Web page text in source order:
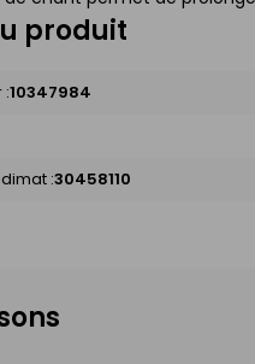
produit
:10347984
:30458110